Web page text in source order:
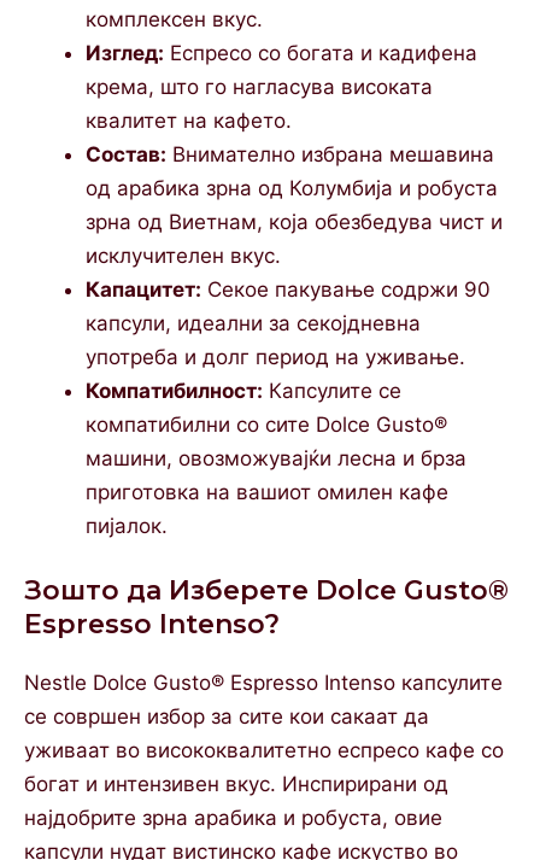
комплексен вкус.
Изглед: Еспресо со богата и кадифена
крема, што го нагласува високата
квалитет на кафето.
Состав: Внимателно избрана мешавина
од арабика зрна од Колумбија и робуста
зрна од Виетнам, која обезбедува чист и
исклучителен вкус.
Капацитет: Секое пакување содржи 90
капсули, идеални за секојдневна
употреба и долг период на уживање.
Компатибилност: Капсулите се
компатибилни со сите Dolce Gusto®
машини, овозможувајќи лесна и брза
приготовка на вашиот омилен кафе
пијалок.
Зошто да Изберете Dolce Gusto®
Espresso Intenso?
Nestle Dolce Gusto® Espresso Intenso капсулите
се совршен избор за сите кои сакаат да
уживаат во висококвалитетно еспресо кафе со
богат и интензивен вкус. Инспирирани од
најдобрите зрна арабика и робуста, овие
капсули нудат вистинско кафе искуство во